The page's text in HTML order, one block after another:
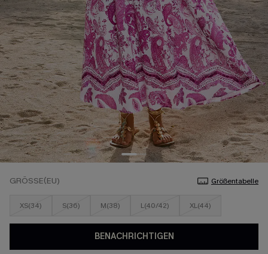
GRÖSSE(EU) Größentabelle
XS(34) S(36) M(38) L(40/42) XL(44)
BENACHRICHTIGEN